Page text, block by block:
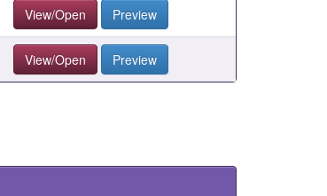
View/Open Preview
View/Open Preview